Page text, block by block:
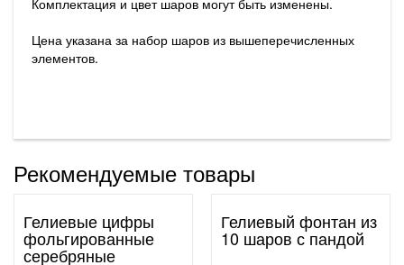
Цена указана за набор шаров из вышеперечисленных
элементов.
Рекомендуемые товары
Гелиевые цифры
фольгированные
серебряные
Гелиевый фонтан из
10 шаров с пандой